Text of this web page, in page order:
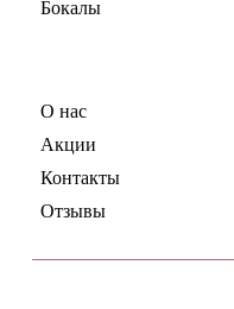
Бокалы
О нас
Акции
Контакты
Отзывы
ул.